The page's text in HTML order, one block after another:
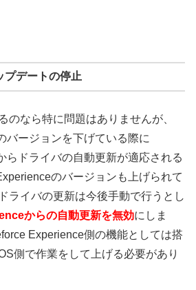
プデートの停止
のなら特に問題はありませんが、
バージョンを下げている際に
らドライバの自動更新が適応される
のバージョンも上げられて
ライバの更新は今後手動で行うとし
からの自動更新を無効にしま
Experience側の機能としては搭
側で作業をして上げる必要があり